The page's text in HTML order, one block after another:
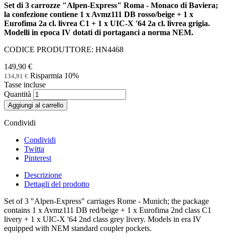
Set di 3 carrozze "Alpen-Express" Roma - Monaco di Baviera;
la confezione contiene 1 x Avmz111 DB rosso/beige + 1 x
Eurofima 2a cl. livrea C1 + 1 x UIC-X '64 2a cl. livrea grigia.
Modelli in epoca IV dotati di portaganci a norma NEM.
CODICE PRODUTTORE: HN4468
149,90 €
134,91 € Risparmia 10%
Tasse incluse
Quantità
Aggiungi al carrello
Condividi
Condividi
Twitta
Pinterest
Descrizione
Dettagli del prodotto
Set of 3 "Alpen-Express" carriages Rome - Munich; the package
contains 1 x Avmz111 DB red/beige + 1 x Eurofima 2nd class C1
livery + 1 x UIC-X '64 2nd class grey livery. Models in era IV
equipped with NEM standard coupler pockets.